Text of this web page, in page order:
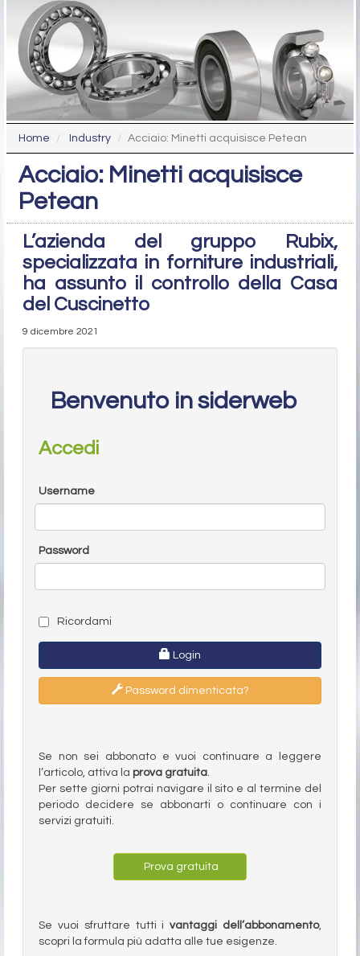
Home Industry Acciaio: Minetti acquisisce Petean
Acciaio: Minetti acquisisce
Petean
L’azienda del gruppo Rubix,
specializzata in forniture industriali,
ha assunto il controllo della Casa
del Cuscinetto
9 dicembre 2021
Benvenuto in siderweb
Accedi
Username
Password
Ricordami
Login
Password dimenticata?
Se non sei abbonato e vuoi continuare a leggere
l’articolo, attiva la prova gratuita.
Per sette giorni potrai navigare il sito e al termine del
periodo decidere se abbonarti o continuare con i
servizi gratuiti.
Prova gratuita
Se vuoi sfruttare tutti ivantaggi dell’abbonamento,
scopri la formula più adatta alle tue esigenze.